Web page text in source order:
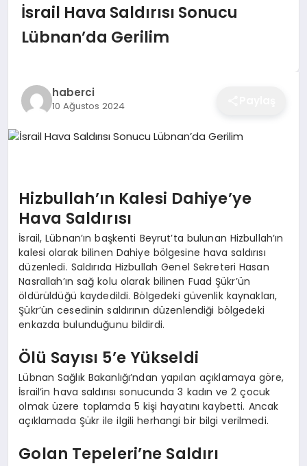
İZMIR HABERLERI
EĞITIM
SAĞLIK
SPOR
YAŞAM
DIĞER
İsrail Hava Saldırısı Sonucu
Lübnan’da Gerilim
haberci
10 Ağustos 2024
Hizbullah’ın Kalesi Dahiye’ye
Hava Saldırısı
İsrail, Lübnan’ın başkenti Beyrut’ta bulunan Hizbullah’ın
kalesi olarak bilinen Dahiye bölgesine hava saldırısı
düzenledi. Saldırıda Hizbullah Genel Sekreteri Hasan
Nasrallah’ın sağ kolu olarak bilinen Fuad Şükr’ün
öldürüldüğü kaydedildi. Bölgedeki güvenlik kaynakları,
Şükr’ün cesedinin saldırının düzenlendiği bölgedeki
enkazda bulunduğunu bildirdi.
Ölü Sayısı 5’e Yükseldi
Lübnan Sağlık Bakanlığı’ndan yapılan açıklamaya göre,
İsrail’in hava saldırısı sonucunda 3 kadın ve 2 çocuk
olmak üzere toplamda 5 kişi hayatını kaybetti. Ancak
açıklamada Şükr ile ilgili herhangi bir bilgi verilmedi.
Golan Tepeleri’ne Saldırı